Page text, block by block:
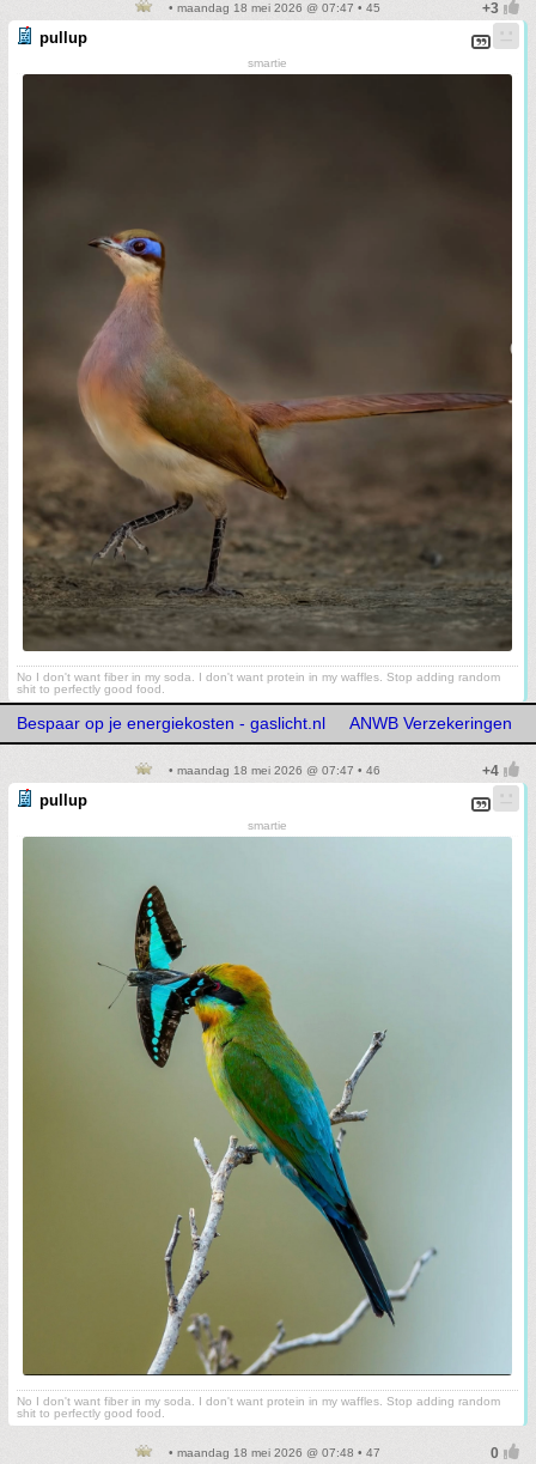
• maandag 18 mei 2026 @ 07:47 • 45
pullup
smartie
No I don't want fiber in my soda. I don't want protein in my waffles. Stop adding random
shit to perfectly good food.
Bespaar op je energiekosten - gaslicht.nl ANWB Verzekeringen
• maandag 18 mei 2026 @ 07:47 • 46
pullup
smartie
No I don't want fiber in my soda. I don't want protein in my waffles. Stop adding random
shit to perfectly good food.
• maandag 18 mei 2026 @ 07:48 • 47